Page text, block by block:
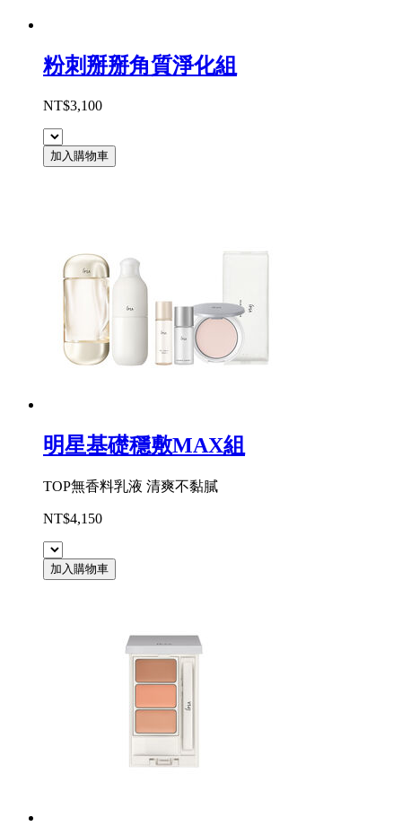
粉刺掰掰角質淨化組
NT$3,100
加入購物車
明星基礎穩敷MAX組
TOP無香料乳液 清爽不黏膩
NT$4,150
加入購物車